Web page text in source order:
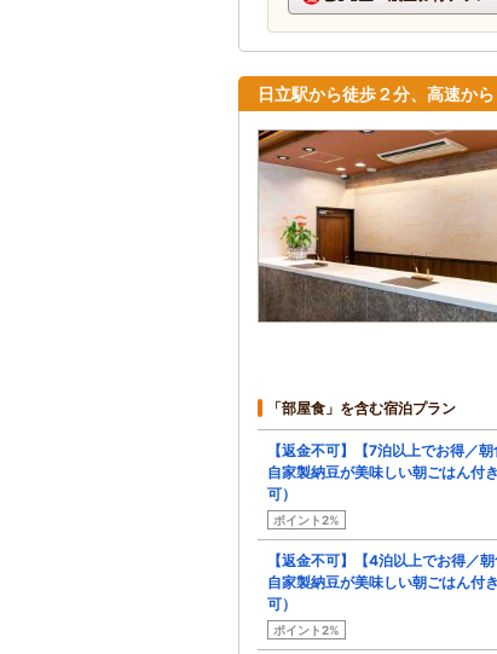
日立駅から徒歩２分、高速か
「部屋食」を含む宿泊プラン
【返金不可】【7泊以上でお得／朝
自家製納豆が美味しい朝ごはん付
可）
ポイント2%
【返金不可】【4泊以上でお得／朝
自家製納豆が美味しい朝ごはん付
可）
ポイント2%